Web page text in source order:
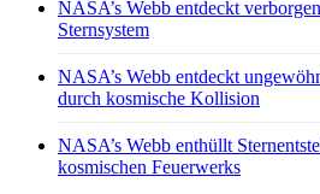
NASA’s Webb entdeckt
Sternsystem
NASA’s Webb entdeckt
durch kosmische Kollision
NASA’s Webb enthüllt
kosmischen Feuerwerks